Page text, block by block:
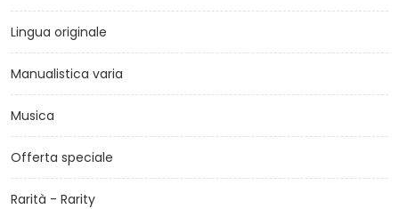
Lingua originale
Manualistica varia
Musica
Offerta speciale
Rarità - Rarity